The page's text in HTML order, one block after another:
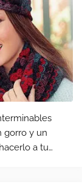
gorro y un
a tu